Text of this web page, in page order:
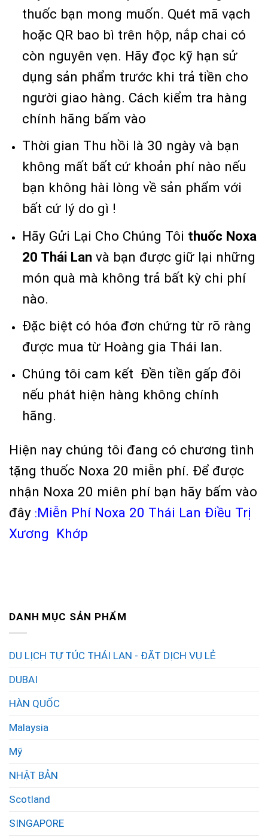
thuốc bạn mong muốn. Quét mã vạch
hoặc QR bao bì trên hộp, nắp chai có
còn nguyên vẹn. Hãy đọc kỹ hạn sử
dụng sản phẩm trước khi trả tiền cho
người giao hàng. Cách kiểm tra hàng
chính hãng bấm vào
Thời gian Thu hồi là 30 ngày và bạn
không mất bất cứ khoản phí nào nếu
bạn không hài lòng về sản phẩm với
bất cứ lý do gì !
Hãy Gửi Lại Cho Chúng Tôi thuốc Noxa
20 Thái Lan và bạn được giữ lại những
món quà mà không trả bất kỳ chi phí
nào.
Đặc biệt có hóa đơn chứng từ rõ ràng
được mua từ Hoàng gia Thái lan.
Chúng tôi cam kết Đền tiền gấp đôi
nếu phát hiện hàng không chính
hãng.
Hiện nay chúng tôi đang có chương tình
tặng thuốc Noxa 20 miễn phí. Để được
nhận Noxa 20 miên phí bạn hãy bấm vào
đây :Miễn Phí Noxa 20 Thái Lan Điều Trị
Xương Khớp
DANH MỤC SẢN PHẨM
DU LỊCH TỰ TÚC THÁI LAN - ĐẶT DỊCH VỤ LẺ
DUBAI
HÀN QUỐC
Malaysia
Mỹ
NHẬT BẢN
Scotland
SINGAPORE